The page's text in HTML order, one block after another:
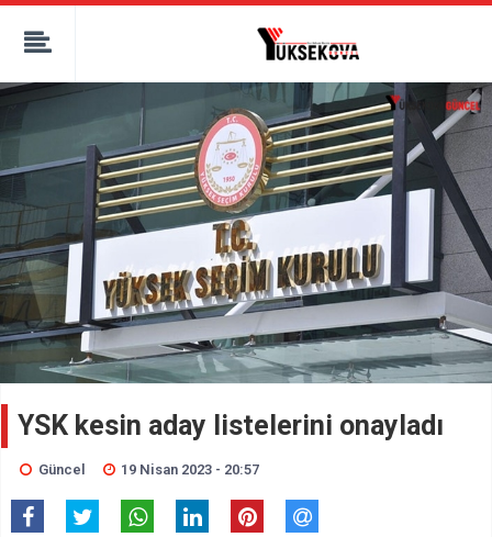
kaçak bahis
deneme bonusu
canlı bahis siteleri
deneme bonusu veren siteler
bahis siteleri
YSK kesin aday listelerini onayladı
Güncel 19 Nisan 2023 - 20:57